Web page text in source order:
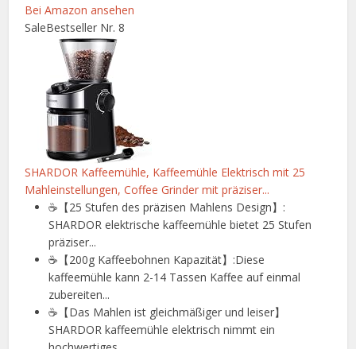
Bei Amazon ansehen
SaleBestseller Nr. 8
SHARDOR Kaffeemühle, Kaffeemühle Elektrisch mit 25
Mahleinstellungen, Coffee Grinder mit präziser...
☕【25 Stufen des präzisen Mahlens Design】:
SHARDOR elektrische kaffeemühle bietet 25 Stufen
präziser...
☕【200g Kaffeebohnen Kapazität】:Diese
kaffeemühle kann 2-14 Tassen Kaffee auf einmal
zubereiten...
☕【Das Mahlen ist gleichmäßiger und leiser】
SHARDOR kaffeemühle elektrisch nimmt ein